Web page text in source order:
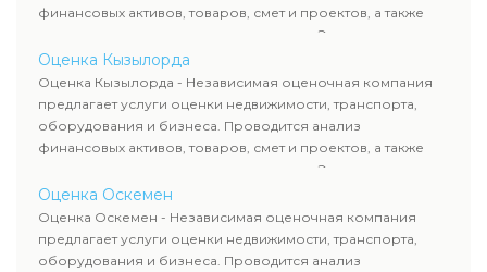
финансовых активов, товаров, смет и проектов, а также
оценка животных и недропользования. Эксперты
определяют рыночную стоимость имущества и
рассчитывают ущерб. Все отчеты соответствуют
требованиям законодательства и используются для
сделок, кредитования и судебных процессов.
Оценка Кызылорда
Оценка Кызылорда - Независимая оценочная компания
предлагает услуги оценки недвижимости, транспорта,
оборудования и бизнеса. Проводится анализ
финансовых активов, товаров, смет и проектов, а также
оценка животных и недропользования. Эксперты
определяют рыночную стоимость имущества и
рассчитывают ущерб. Все отчеты соответствуют
требованиям законодательства и используются для
сделок, кредитования и судебных процессов.
Оценка Оскемен
Оценка Оскемен - Независимая оценочная компания
предлагает услуги оценки недвижимости, транспорта,
оборудования и бизнеса. Проводится анализ